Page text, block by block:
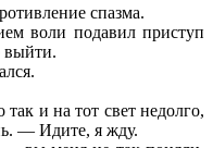
спазма.
воли подавил приступ
и на тот свет недолго,
— Идите, я жду.